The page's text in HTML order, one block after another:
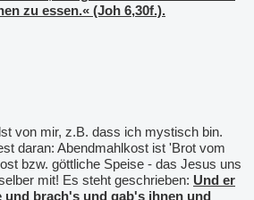
zu essen.« (Joh 6,30f.).
von mir, z.B. dass ich mystisch bin.
daran: Abendmahlkost ist 'Brot vom
bzw. göttliche Speise - das Jesus uns
mit! Es steht geschrieben: Und er
und brach's und gab's ihnen und